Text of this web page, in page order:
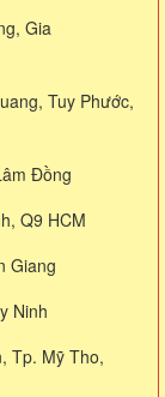
Gia
Tuy Phước,
Lâm Đồng
Q9 HCM
Giang
Ninh
Tp. Mỹ Tho,